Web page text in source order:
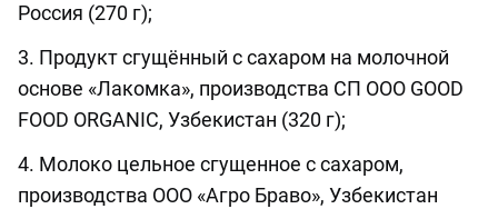
Россия (270 г);
3. Продукт сгущённый с сахаром на молочной
основе «Лакомка», производства СП ООО GOOD
FOOD ORGANIC, Узбекистан (320 г);
4. Молоко цельное сгущенное с сахаром,
производства ООО «Агро Браво», Узбекистан